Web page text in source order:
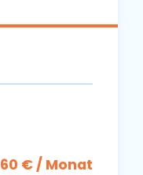
60 € / Monat